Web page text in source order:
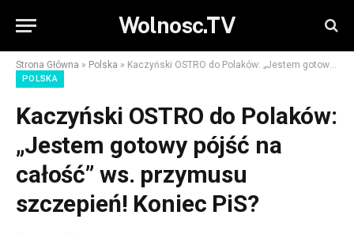
Wolnosc.TV
Strona Główna » Polska » Kaczyński OSTRO do Polaków: „Jestem gotowy pójść na całość” ws. przymusu szczepień! Koniec PiS?
POLSKA
Kaczyński OSTRO do Polaków:
„Jestem gotowy pójść na
całość” ws. przymusu
szczepień! Koniec PiS?